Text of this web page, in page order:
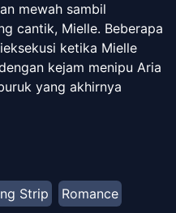
mewah sambil
cantik, Mielle. Beberapa
ketika Mielle
kejam menipu Aria
yang akhirnya
seperti Aria yang
takdirnya, dia
kembali ke
menghancurkan Mielle
sendiri untuk
sejati. Kekuatan jam
Strip
Romance